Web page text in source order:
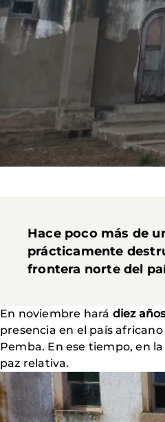
Hace poco más de
prácticamente
frontera norte del
En noviembre hará diez
presencia en el país
Pemba. En ese tiempo, en
paz relativa.